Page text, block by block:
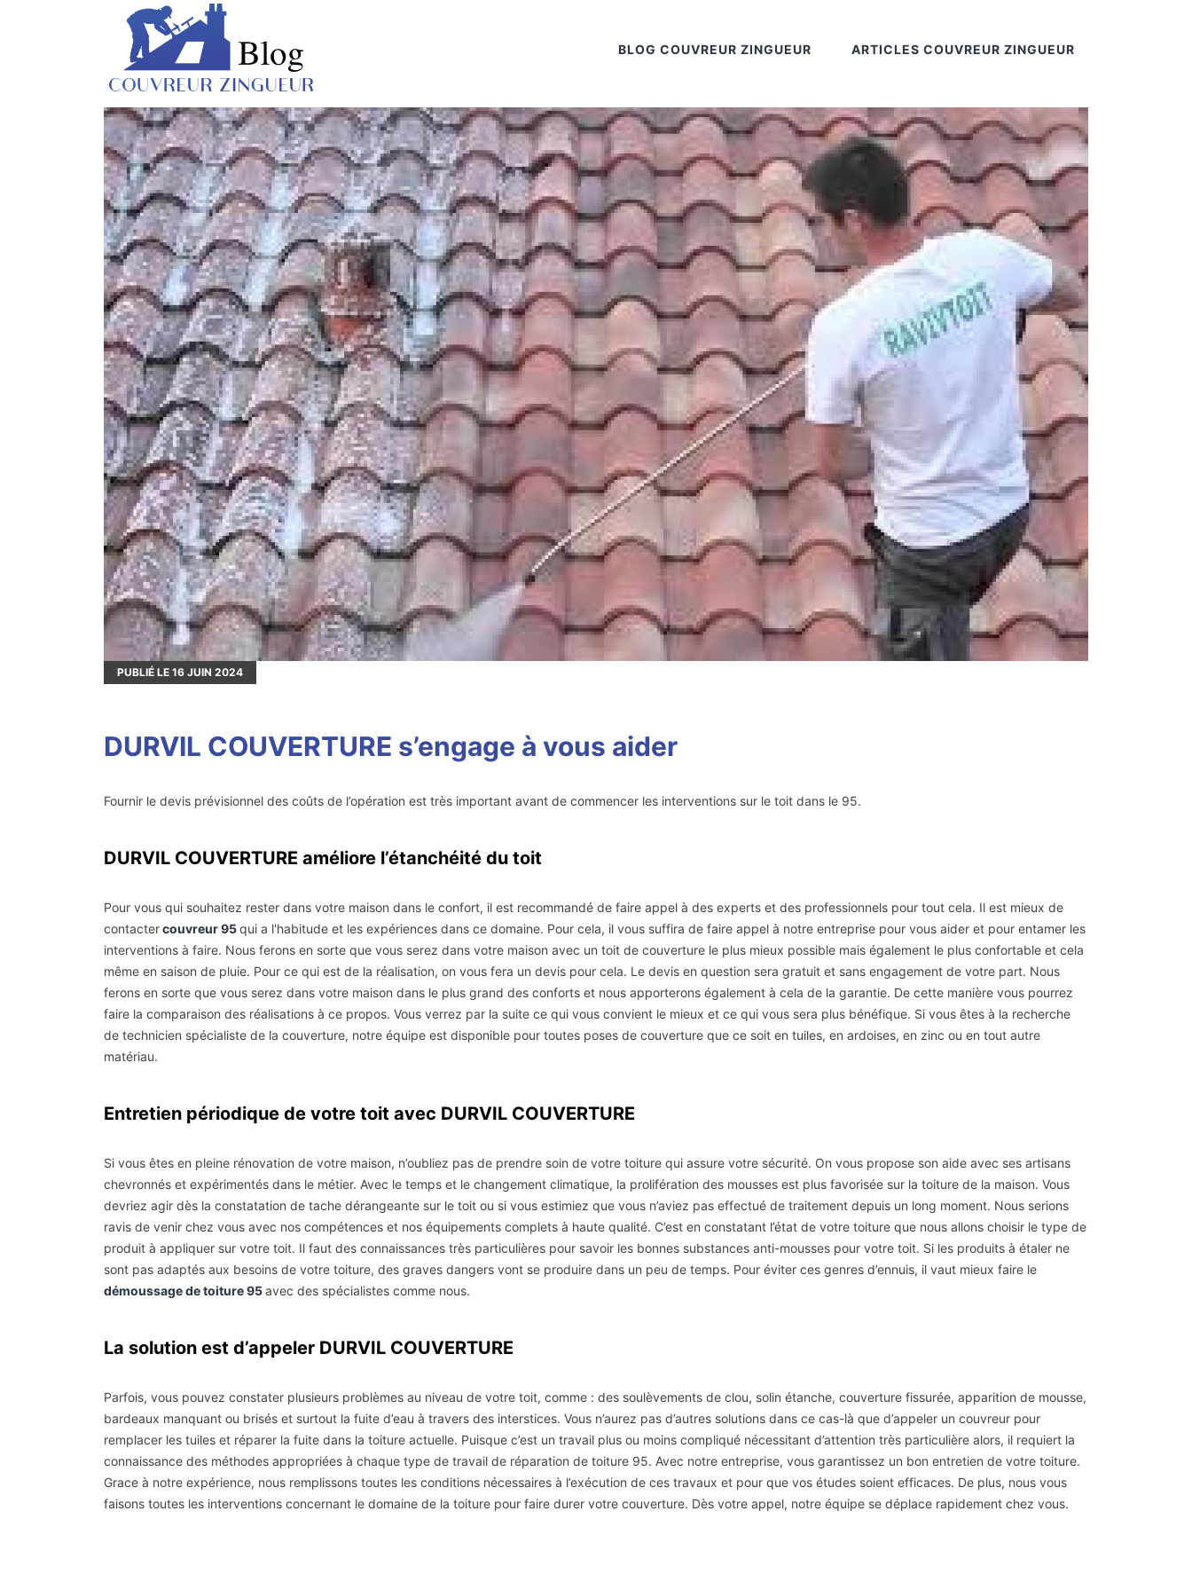
BLOG COUVREUR ZINGUEUR ARTICLES COUVREUR ZINGUEUR
PUBLIÉ LE 16 JUIN 2024
DURVIL COUVERTURE s’engage à vous aider
Fournir le devis prévisionnel des coûts de l’opération est très important avant de commencer les interventions sur le toit dans le 95.
DURVIL COUVERTURE améliore l’étanchéité du toit
Pour vous qui souhaitez rester dans votre maison dans le confort, il est recommandé de faire appel à des experts et des professionnels pour tout cela. Il est mieux de
contactercouvreur 95qui a l'habitude et les expériences dans ce domaine. Pour cela, il vous suffira de faire appel à notre entreprise pour vous aider et pour entamer les
interventions à faire. Nous ferons en sorte que vous serez dans votre maison avec un toit de couverture le plus mieux possible mais également le plus confortable et cela
même en saison de pluie. Pour ce qui est de la réalisation, on vous fera un devis pour cela. Le devis en question sera gratuit et sans engagement de votre part. Nous
ferons en sorte que vous serez dans votre maison dans le plus grand des conforts et nous apporterons également à cela de la garantie. De cette manière vous pourrez
faire la comparaison des réalisations à ce propos. Vous verrez par la suite ce qui vous convient le mieux et ce qui vous sera plus bénéfique. Si vous êtes à la recherche
de technicien spécialiste de la couverture, notre équipe est disponible pour toutes poses de couverture que ce soit en tuiles, en ardoises, en zinc ou en tout autre
matériau.
Entretien périodique de votre toit avec DURVIL COUVERTURE
Si vous êtes en pleine rénovation de votre maison, n’oubliez pas de prendre soin de votre toiture qui assure votre sécurité. On vous propose son aide avec ses artisans
chevronnés et expérimentés dans le métier. Avec le temps et le changement climatique, la prolifération des mousses est plus favorisée sur la toiture de la maison. Vous
devriez agir dès la constatation de tache dérangeante sur le toit ou si vous estimiez que vous n’aviez pas effectué de traitement depuis un long moment. Nous serions
ravis de venir chez vous avec nos compétences et nos équipements complets à haute qualité. C’est en constatant l’état de votre toiture que nous allons choisir le type de
produit à appliquer sur votre toit. Il faut des connaissances très particulières pour savoir les bonnes substances anti-mousses pour votre toit. Si les produits à étaler ne
sont pas adaptés aux besoins de votre toiture, des graves dangers vont se produire dans un peu de temps. Pour éviter ces genres d’ennuis, il vaut mieux faire le
démoussage de toiture 95avec des spécialistes comme nous.
La solution est d’appeler DURVIL COUVERTURE
Parfois, vous pouvez constater plusieurs problèmes au niveau de votre toit, comme : des soulèvements de clou, solin étanche, couverture fissurée, apparition de mousse,
bardeaux manquant ou brisés et surtout la fuite d’eau à travers des interstices. Vous n’aurez pas d’autres solutions dans ce cas-là que d’appeler un couvreur pour
remplacer les tuiles et réparer la fuite dans la toiture actuelle. Puisque c’est un travail plus ou moins compliqué nécessitant d’attention très particulière alors, il requiert la
connaissance des méthodes appropriées à chaque type de travail de réparation de toiture 95. Avec notre entreprise, vous garantissez un bon entretien de votre toiture.
Grace à notre expérience, nous remplissons toutes les conditions nécessaires à l’exécution de ces travaux et pour que vos études soient efficaces. De plus, nous vous
faisons toutes les interventions concernant le domaine de la toiture pour faire durer votre couverture. Dès votre appel, notre équipe se déplace rapidement chez vous.